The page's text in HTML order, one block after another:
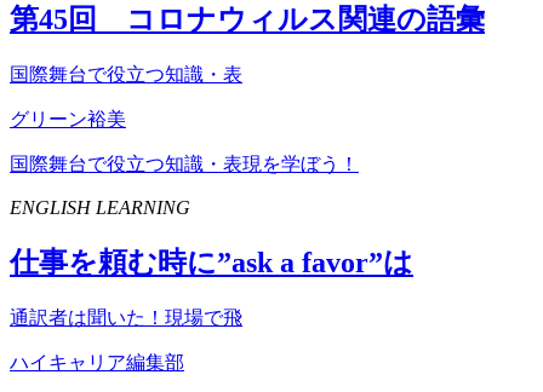
第45回 コロナウィルス関連の語彙
国際舞台で役立つ知識・表
グリーン裕美
国際舞台で役立つ知識・表現を学ぼう！
ENGLISH LEARNING
仕事を頼む時に”ask a favor”は
通訳者は聞いた！現場で飛
ハイキャリア編集部